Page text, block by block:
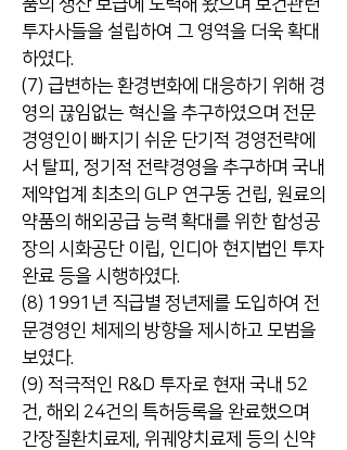
품의 생산 보급에 노력해 왔으며 보건관련
투자사들을 설립하여 그 영역을 더욱 확대
하였다.
(7) 급변하는 환경변화에 대응하기 위해 경
영의 끊임없는 혁신을 추구하였으며 전문
경영인이 빠지기 쉬운 단기적 경영전략에
서 탈피, 정기적 전략경영을 추구하며 국내
제약업계 최초의 GLP 연구동 건립, 원료의
약품의 해외공급 능력 확대를 위한 합성공
장의 시화공단 이립, 인디아 현지법인 투자
완료 등을 시행하였다.
(8) 1991년 직급별 정년제를 도입하여 전
문경영인 체제의 방향을 제시하고 모범을
보였다.
(9) 적극적인 R&D 투자로 현재 국내 52
건, 해외 24건의 특허등록을 완료했으며
간장질환치료제, 위궤양치료제 등의 신약